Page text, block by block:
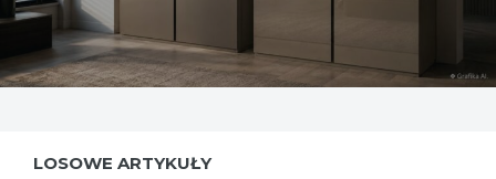
LOSOWE ARTYKUŁY